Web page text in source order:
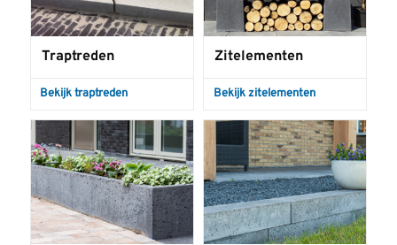
Traptreden
Bekijk traptreden
Zitelementen
Bekijk zitelementen